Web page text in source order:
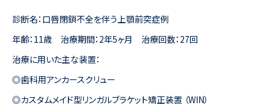
診断名：口唇閉鎖不全を伴う上顎前突症例
年齢：11歳 治療期間：2年5ヶ月 治療回数：27回
治療に用いた主な装置：
◎歯科用アンカースクリュー
◎カスタムメイド型リンガルブラケット矯正装置 （WIN）